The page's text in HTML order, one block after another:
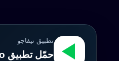
تطبيق تيفاجو
حمّل تطبيق Tefagoo Pro الآن